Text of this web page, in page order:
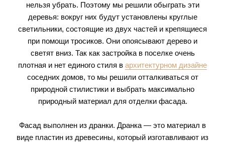
нельзя убрать. Поэтому мы решили обыграть эти
деревья: вокруг них будут установлены круглые
светильники, состоящие из двух частей и крепящиеся
при помощи тросиков. Они опоясывают дерево и
светят вниз. Так как застройка в поселке очень
плотная и нет единого стиля в архитектурном дизайне
соседних домов, то мы решили отталкиваться от
природной стилистики и выбрать максимально
природный материал для отделки фасада.
Фасад выполнен из дранки. Дранка — это материал в
виде пластин из древесины, который изготавливают из